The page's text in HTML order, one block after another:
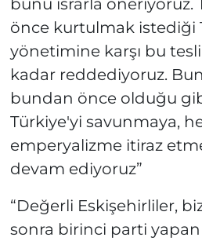
bunu ısrarla
önce kurtulmak istediği
yönetimine karşı bu
kadar reddediyoruz.
bundan önce olduğu
Türkiye'yi savunmaya,
emperyalizme itiraz
devam ediyoruz”
“Değerli Eskişehirliler,
sonra birinci parti yapan